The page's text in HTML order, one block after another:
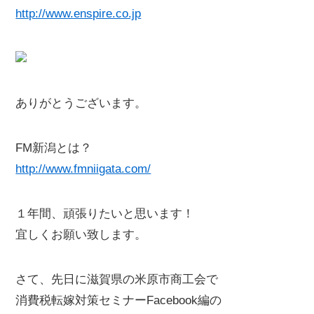
http://www.enspire.co.jp
ありがとうございます。
FM新潟とは？
http://www.fmniigata.com/
１年間、頑張りたいと思います！
宜しくお願い致します。
さて、先日に滋賀県の米原市商工会で
消費税転嫁対策セミナーFacebook編の